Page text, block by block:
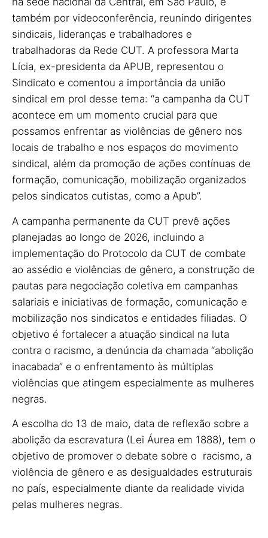
também por videoconferência, reunindo dirigentes
sindicais, lideranças e trabalhadores e
trabalhadoras da Rede CUT. A professora Marta
Lícia, ex-presidenta da APUB, representou o
Sindicato e comentou a importância da união
sindical em prol desse tema: “a campanha da CUT
acontece em um momento crucial para que
possamos enfrentar as violências de gênero nos
locais de trabalho e nos espaços do movimento
sindical, além da promoção de ações contínuas de
formação, comunicação, mobilização organizados
pelos sindicatos cutistas, como a Apub”.
A campanha permanente da CUT prevê ações
planejadas ao longo de 2026, incluindo a
implementação do Protocolo da CUT de combate
ao assédio e violências de gênero, a construção de
pautas para negociação coletiva em campanhas
salariais e iniciativas de formação, comunicação e
mobilização nos sindicatos e entidades filiadas. O
objetivo é fortalecer a atuação sindical na luta
contra o racismo, a denúncia da chamada “abolição
inacabada” e o enfrentamento às múltiplas
violências que atingem especialmente as mulheres
negras.
A escolha do 13 de maio, data de reflexão sobre a
abolição da escravatura (Lei Áurea em 1888), tem o
objetivo de promover o debate sobre o racismo, a
violência de gênero e as desigualdades estruturais
no país, especialmente diante da realidade vivida
pelas mulheres negras.